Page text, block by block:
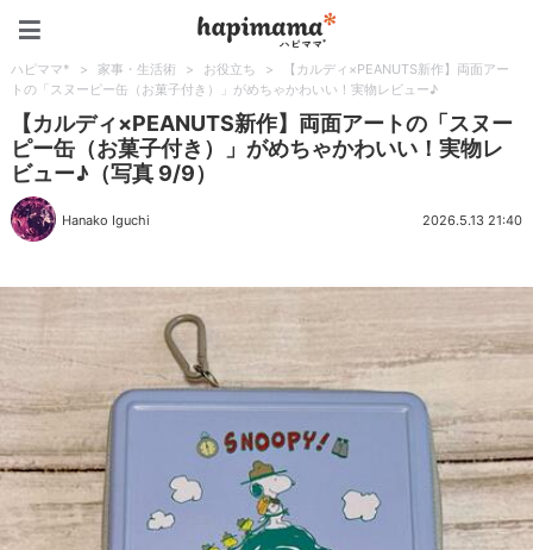
ハピママ* > 家事・生活術 > お役立ち >
【カルディ×PEANUTS新作】両面アー
トの「スヌーピー缶（お菓子付き）」がめちゃかわいい！実物レビュー♪
【カルディ×PEANUTS新作】両面アートの「スヌー
ピー缶（お菓子付き）」がめちゃかわいい！実物レ
ビュー♪（写真 9/9）
Hanako Iguchi 2026.5.13 21:40